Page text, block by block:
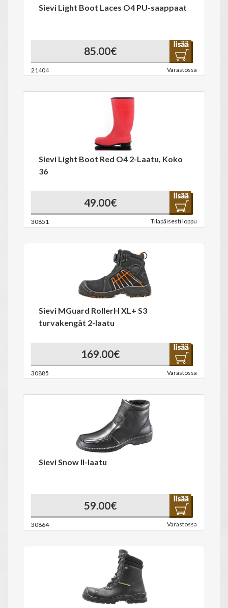
Sievi Light Boot Laces O4 PU-saappaat
85.00€
21404 Varastossa
Sievi Light Boot Red O4 2-Laatu, Koko
36
49.00€
30851 Tilapäisesti loppu
Sievi MGuard RollerH XL+ S3
turvakengät 2-laatu
169.00€
30885 Varastossa
Sievi Snow II-laatu
59.00€
30864 Varastossa